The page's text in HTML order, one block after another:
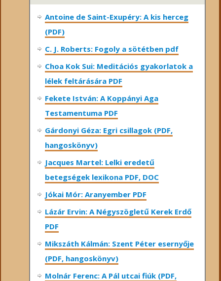
Antoine de Saint-Exupéry: A kis herceg
(PDF)
C. J. Roberts: Fogoly a sötétben pdf
Choa Kok Sui: Meditációs gyakorlatok a
lélek feltárására PDF
Fekete István: A Koppányi Aga
Testamentuma PDF
Gárdonyi Géza: Egri csillagok (PDF,
hangoskönyv)
Jacques Martel: Lelki eredetű
betegségek lexikona PDF, DOC
Jókai Mór: Aranyember PDF
Lázár Ervin: A Négyszögletű Kerek Erdő
PDF
Mikszáth Kálmán: Szent Péter esernyője
(PDF, hangoskönyv)
Molnár Ferenc: A Pál utcai fiúk (PDF,